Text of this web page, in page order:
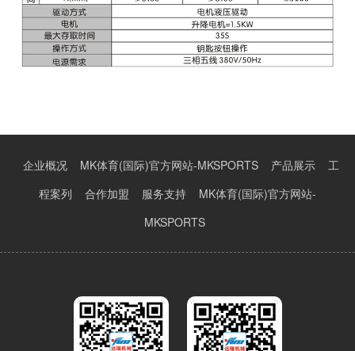
企业概况 MK体育(国际)官方网站-MKSPORTS 产品展示
工
程案列
合作加盟 服务支持
MK体育(国际)官方网站-
MKSPORTS